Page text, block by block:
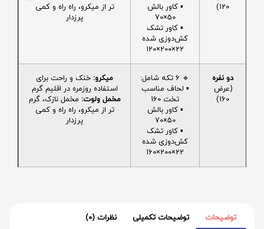
120)
▪️ کاور بالش
50×70
▪️ کاور تشک
کش‌دوزی شده
22×200×120
تر از میکرو، راه راه و کمی
پرزدار
دو نفره
(عرض
160)
🔹 6 تکه شامل:
▪️ لحاف مناسب
تخت 160
▪️ کاور بالش
50×70
▪️ کاور تشک
کش‌دوزی شده
22×200×160
میکرو: خنک و راحت برای
استفاده روزمره در اقلیم گرم
مخمل ولوت: مخمل نازک، گرم
تر از میکرو، راه راه و کمی
پرزدار
توضیحات توضیحات تکمیلی نظرات (0)